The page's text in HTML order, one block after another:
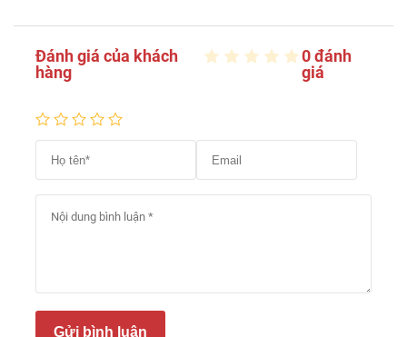
Đánh giá của khách
hàng
0 đánh
giá
Gửi bình luận